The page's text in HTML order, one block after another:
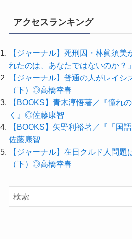
アクセスランキング
【ジャーナル】死刑囚・林眞須美
れたのは、あなたではないのか
【ジャーナル】普通の人がレイシ
（下）◎高橋幸春
【BOOKS】青木淳悟著／『憧
く』◎佐藤康智
【BOOKS】矢野利裕著／『「国
佐藤康智
【ジャーナル】在日クルド人問題
（下）◎高橋幸春